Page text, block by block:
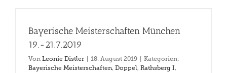
Bayerische Meisterschaften München
19.-21.7.2019
Von Leonie Distler 18. August 2019
Kategorien:
Bayerische Meisterschaften, Doppel, Rathsberg I,